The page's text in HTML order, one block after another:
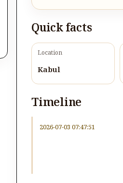
Quick facts
Location
Kabul
Timeline
2026-07-03 07:47:51